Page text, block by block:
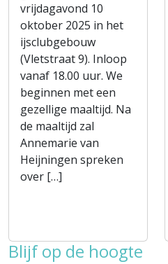
vrijdagavond 10
oktober 2025 in het
ijsclubgebouw
(Vletstraat 9). Inloop
vanaf 18.00 uur. We
beginnen met een
gezellige maaltijd. Na
de maaltijd zal
Annemarie van
Heijningen spreken
over […]
Blijf op de hoogte